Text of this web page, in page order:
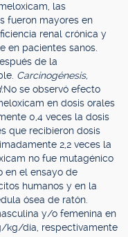
las
fueron mayores en
renal crónica y
en pacientes sanos.
de la
Carcinogénesis,
No se observó efecto
en dosis orales
0,4 veces la dosis
que recibieron dosis
2,2 veces la
no fue mutagénico
en el ensayo de
humanos y en la
ósea de ratón.
y/o femenina en
kg/día, respectivamente